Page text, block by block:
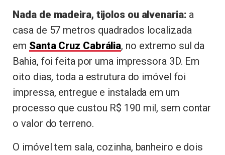
Nada de madeira, tijolos ou alvenaria: a
casa de 57 metros quadrados localizada
em Santa Cruz Cabrália, no extremo sul da
Bahia, foi feita por uma impressora 3D. Em
oito dias, toda a estrutura do imóvel foi
impressa, entregue e instalada em um
processo que custou R$ 190 mil, sem contar
o valor do terreno.
O imóvel tem sala, cozinha, banheiro e dois